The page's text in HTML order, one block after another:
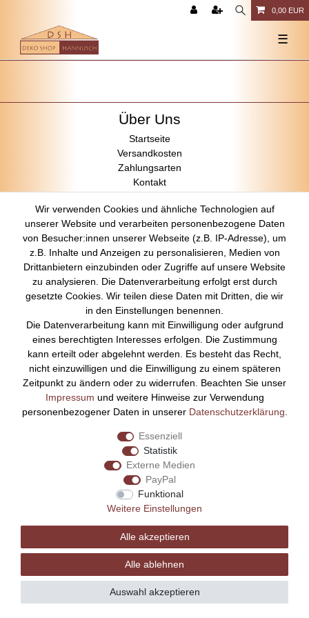
0,00 EUR
☰
Über Uns
Startseite
Versandkosten
Zahlungsarten
Kontakt
Rechtliches
Impressum
AGB
Datenschutz
Widerrufsrecht
Vertrag widerrufen
Bezahlen Sie bequem per
Wir verwenden Cookies und ähnliche Technologien auf
unserer Website und verarbeiten personenbezogene Daten
von Besucher:innen unserer Webseite (z.B. IP-Adresse), um
z.B. Inhalte und Anzeigen zu personalisieren, Medien von
Drittanbietern einzubinden oder Zugriffe auf unsere Website
zu analysieren. Die Datenverarbeitung erfolgt erst durch
gesetzte Cookies. Wir teilen diese Daten mit Dritten, die wir
in den Einstellungen benennen.
Die Datenverarbeitung kann mit Einwilligung oder aufgrund
eines berechtigten Interesses erfolgen. Die Zustimmung
kann erteilt oder abgelehnt werden. Es besteht das Recht,
nicht einzuwilligen und die Einwilligung zu einem späteren
Zeitpunkt zu ändern oder zu widerrufen. Beachten Sie unser
Impressum und weitere Hinweise zur Verwendung
personenbezogener Daten in unserer Daten­schutz­erklärung
Essenziell
Statistik
Externe Medien
PayPal
Funktional
Weitere Einstellungen
Alle akzeptieren
Alle ablehnen
Auswahl akzeptieren